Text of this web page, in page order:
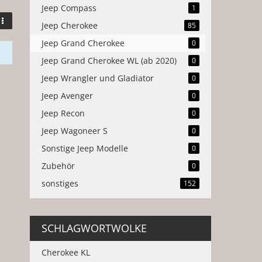
Jeep Compass 1
Jeep Cherokee 85
Jeep Grand Cherokee 0
Jeep Grand Cherokee WL (ab 2020) 0
Jeep Wrangler und Gladiator 0
Jeep Avenger 0
Jeep Recon 0
Jeep Wagoneer S 0
Sonstige Jeep Modelle 0
Zubehör 0
sonstiges 152
SCHLAGWORTWOLKE
Cherokee KL